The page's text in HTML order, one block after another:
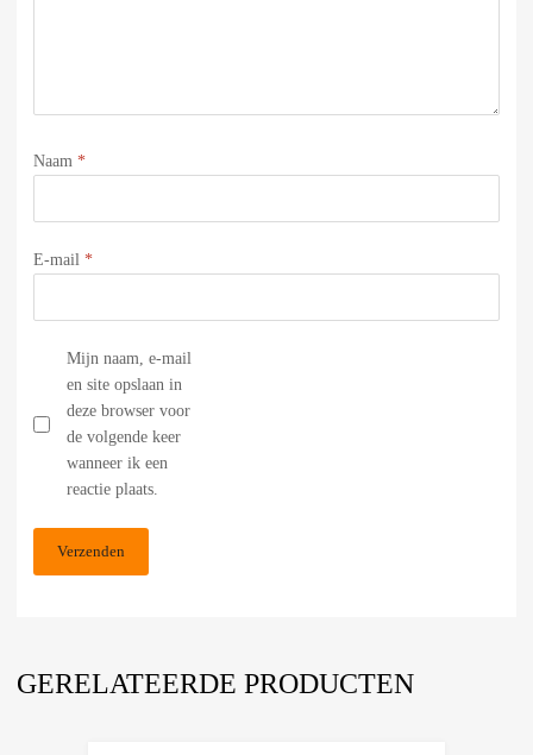
Naam *
E-mail *
Mijn naam, e-mail
en site opslaan in
deze browser voor
de volgende keer
wanneer ik een
reactie plaats.
GERELATEERDE PRODUCTEN